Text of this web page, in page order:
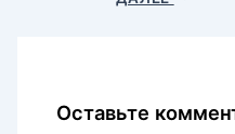
Оставьте